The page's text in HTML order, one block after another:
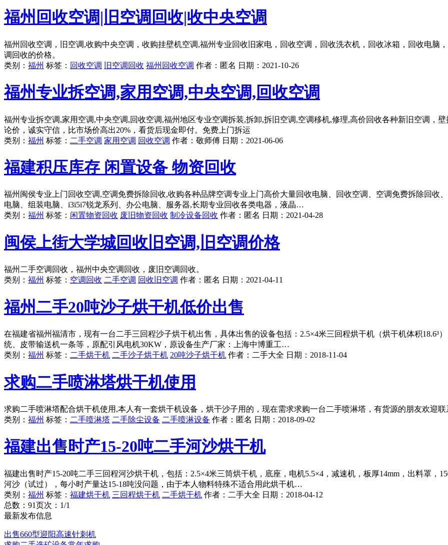
福州回收空调|旧空调回收|收中央空调
福州回收空调，旧空调,收购中央空调，收购挂壁机空调,福州专业回收旧家电，回收空调，回收洗衣机，回收冰箱，回收电脑
调回收的价格。
类别： 福州 标签： 回收空调 旧空调回收 福州回收空调 作者： 匿名 日期： 2021-10-26
福州专业拆空调,家用空调,中央空调,回收空调
福州专业拆空调,家用空调,中央空调,回收空调,福州地区专业空调拆装,拆卸,拆旧空调,空调移机,修理,高价回收各种新旧空调，
论价，诚实守信，比市场价高出20%，看货后现金即付。免费上门拆运
类别： 福州 标签： 二手空调 家用空调 回收空调 作者： 敬师傅 日期： 2021-06-06
福建积压库存 闲置设备 物资回收
福州闽侯专业上门回收空调,空调免费拆除回收,收购各种品牌空调专业上门高价大量回收电脑、回收空调、空调免费拆除回收
电脑、组装电脑、i3i5i7锐龙系列、办公电脑、服务器,长期专业回收各类电器，液晶…
类别： 福州 标签： 闲置物资回收 废旧物资回收 制冷设备回收 作者： 匿名 日期： 2021-04-28
闽侯上街大学城回收旧空调,旧空调价格
福州二手空调回收，福州中央空调回收，废旧空调回收。
类别： 福州 标签： 空调回收 二手空调 回收旧空调 作者： 匿名 日期： 2021-04-11
福州二手20吨沙子烘干机低价出售
在福建省福州福清市，现有一台二手三回程沙子烘干机出售，具体出售的设备包括：2.5×4米三回程烘干机（烘干机体积18.6³
统、皮带输送机一条等，原配引风电机30KW，原设备生产厂家：上海中博重工…
类别： 福州 标签： 二手烘干机 二手沙子烘干机 20吨沙子烘干机 作者： 二手大全 日期： 2018-11-04
求购二手喷淋塔烘干机使用
求购二手喷淋塔配合烘干机使用,本人有一套烘干机设备，烘干沙子用的，现在需求求购一台二手喷淋塔，有货源的朋友欢迎联
类别： 福州 标签： 二手喷淋塔 二手除尘设备 二手喷淋设备 作者： 匿名 日期： 2018-09-02
福建出售时产15-20吨二手河沙烘干机
福建出售时产15-20吨二手三回程河沙烘干机，包括：2.5×4米三筒烘干机，底座，电机5.5×4，减速机，板厚14mm，出料罩，
河沙（试过），每小时产量达15-18吨没问题，由于本人物料特殊不适合用此烘干机…
类别： 福州 标签： 福建烘干机 三回程烘干机 二手烘干机 作者： 二手大全 日期： 2018-04-12
总数：91页次：1/1
最新发布信息
出售660型迎阳高速针刺机